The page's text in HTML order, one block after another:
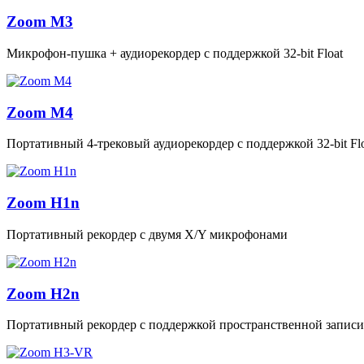
Zoom M3
Микрофон-пушка + аудиорекордер с поддержкой 32‑bit Float
Zoom M4
Портативный 4‑трековый аудиорекордер с поддержкой 32‑bit
Zoom H1n
Портативный рекордер с двумя X/Y микрофонами
Zoom H2n
Портативный рекордер с поддержкой пространственной записи